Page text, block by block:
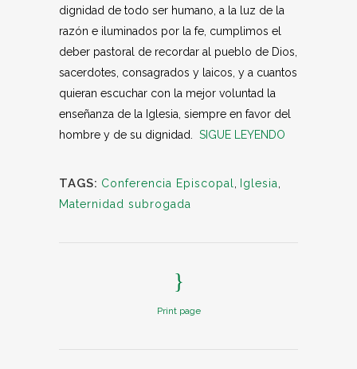
dignidad de todo ser humano, a la luz de la
razón e iluminados por la fe, cumplimos el
deber pastoral de recordar al pueblo de Dios,
sacerdotes, consagrados y laicos, y a cuantos
quieran escuchar con la mejor voluntad la
enseñanza de la Iglesia, siempre en favor del
hombre y de su dignidad.
SIGUE LEYENDO
TAGS: Conferencia Episcopal Iglesia
Maternidad subrogada
Print page